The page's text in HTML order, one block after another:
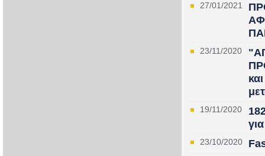
27/01/2021
23/11/2020
19/11/2020
23/10/2020